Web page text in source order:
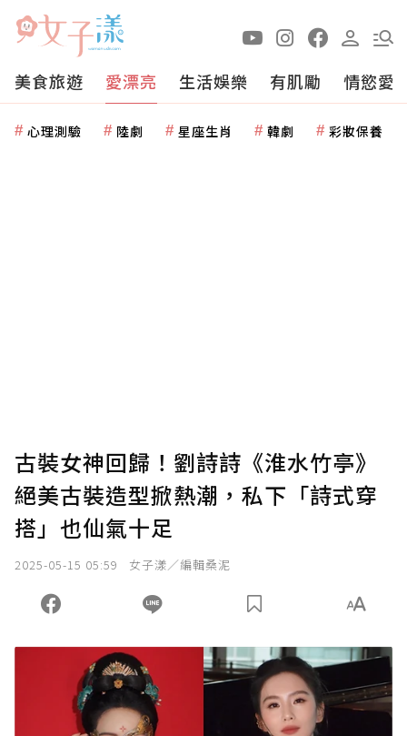
美食旅遊 愛漂亮 生活娛樂 有肌勵 情慾愛
心理測驗 陸劇 星座生肖 韓劇 彩妝保養
古裝女神回歸！劉詩詩《淮水竹亭》
絕美古裝造型掀熱潮，私下「詩式穿
搭」也仙氣十足
2025-05-15 05:59 女子漾／編輯桑泥